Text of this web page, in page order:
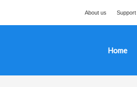
About us Support
Home